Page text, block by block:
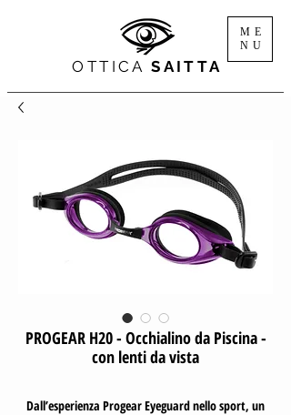
OTTICASAITTA
ME
NU
PROGEAR H20 - Occhialino da Piscina -
con lenti da vista
Dall’esperienza Progear Eyeguard nello sport, un